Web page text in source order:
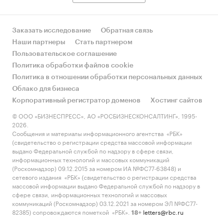
Заказать исследование
Обратная связь
Наши партнеры
Стать партнером
Пользовательское соглашение
Политика обработки файлов cookie
Политика в отношении обработки персональных данных
Облако для бизнеса
Корпоративный регистратор доменов
Хостинг сайтов
© ООО «БИЗНЕСПРЕСС», АО «РОСБИЗНЕСКОНСАЛТИНГ», 1995-
2026.
Сообщения и материалы информационного агентства «РБК»
(свидетельство о регистрации средства массовой информации
выдано Федеральной службой по надзору в сфере связи,
информационных технологий и массовых коммуникаций
(Роскомнадзор) 09.12.2015 за номером ИА №ФС77-63848) и
сетевого издания «РБК» (свидетельство о регистрации средства
массовой информации выдано Федеральной службой по надзору в
сфере связи, информационных технологий и массовых
коммуникаций (Роскомнадзор) 03.12.2021 за номером ЭЛ №ФС77-
82385) сопровождаются пометкой «РБК».
18+ letters@rbc.ru